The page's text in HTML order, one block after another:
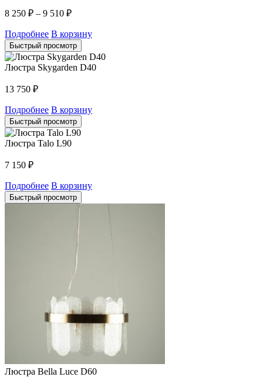
8 250 ₽ – 9 510 ₽
Подробнее В корзину
Быстрый просмотр
Люстра Skygarden D40
13 750 ₽
Подробнее В корзину
Быстрый просмотр
Люстра Talo L90
7 150 ₽
Подробнее В корзину
Быстрый просмотр
Люстра Bella Luce D60